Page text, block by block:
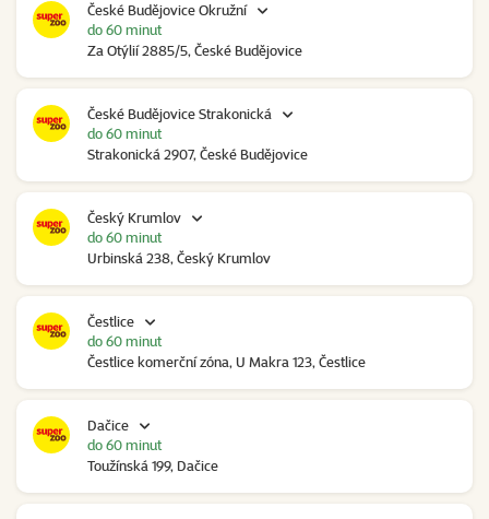
České Budějovice Okružní
Za Otýlií 2885/5, České Budějovice
do 60 minut
České Budějovice Strakonická
Strakonická 2907, České Budějovice
do 60 minut
Český Krumlov
Urbinská 238, Český Krumlov
do 60 minut
Čestlice
Čestlice komerční zóna, U Makra 123, Čestlice
do 60 minut
Dačice
Toužínská 199, Dačice
do 60 minut